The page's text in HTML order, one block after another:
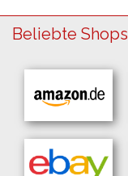
Beliebte Shops